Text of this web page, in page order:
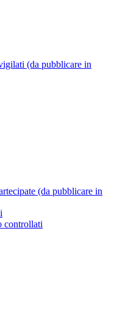
(da pubblicare in
(da pubblicare in
controllati